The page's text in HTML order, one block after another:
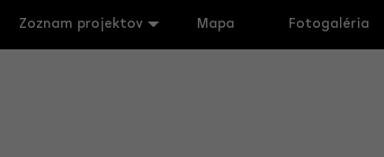
Zoznam projektov Mapa Fotogaléria